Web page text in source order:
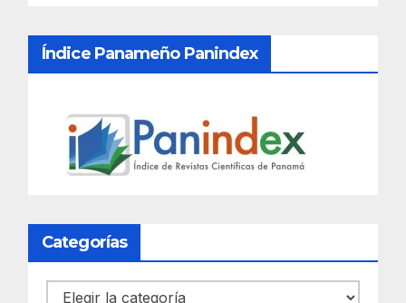
Índice Panameño Panindex
Categorías
Categorías